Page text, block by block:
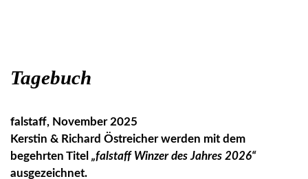
Tagebuch
falstaff, November 2025
Kerstin & Richard Östreicher werden mit dem
begehrten Titel „falstaff Winzer des Jahres 2026“
ausgezeichnet.